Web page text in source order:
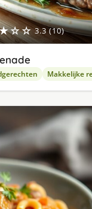
3.3 (10)
Makkelijke